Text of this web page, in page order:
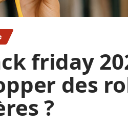
friday
des
?